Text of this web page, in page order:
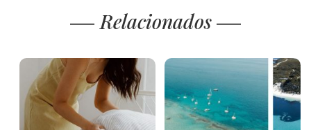
Relacionados